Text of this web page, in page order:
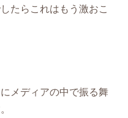
たらこれはもう激おこ
メディアの中で振る舞